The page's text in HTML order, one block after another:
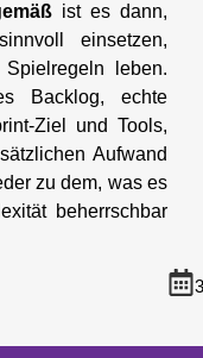
ist es dann,
einsetzen,
leben.
Backlog, echte
Ziel und Tools,
Aufwand
zu dem, was es
beherrschbar